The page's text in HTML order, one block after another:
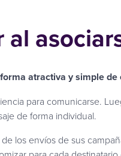
atractiva y simple
para comunicarse.
de forma individual.
los envíos de sus